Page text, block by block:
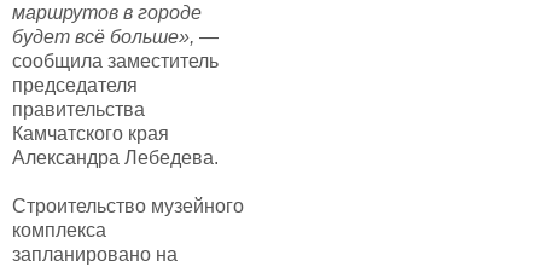
маршрутов в городе
будет всё больше», —
сообщила заместитель
председателя
правительства
Камчатского края
Александра Лебедева.
Строительство музейного
комплекса
запланировано на